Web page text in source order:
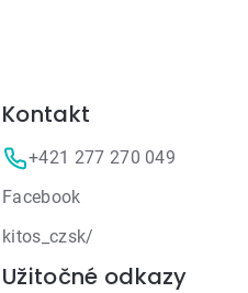
Kontakt
+421 277 270 049
Facebook
kitos_czsk/
Užitočné odkazy